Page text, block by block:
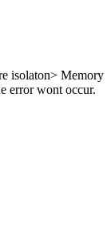
isolaton> Memory
error wont occur.